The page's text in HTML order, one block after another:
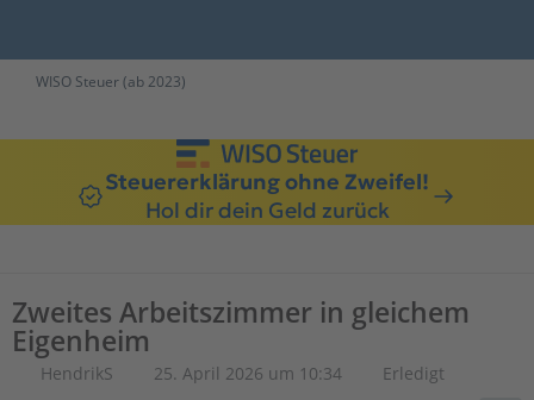
WISO Steuer (ab 2023)
Steuererklärung ohne Zweifel!
Hol dir dein Geld zurück
Zweites Arbeitszimmer in gleichem
Eigenheim
HendrikS 25. April 2026 um 10:34 Erledigt